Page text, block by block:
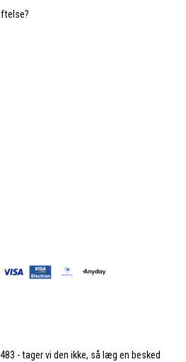
- tager vi den ikke, så læg en besked